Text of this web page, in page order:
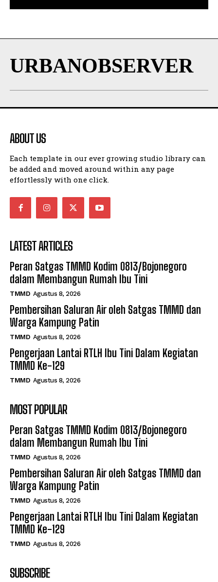
URBANOBSERVER
ABOUT US
Each template in our ever growing studio library can
be added and moved around within any page
effortlessly with one click.
LATEST ARTICLES
Peran Satgas TMMD Kodim 0813/Bojonegoro
dalam Membangun Rumah Ibu Tini
TMMD Agustus 8, 2026
Pembersihan Saluran Air oleh Satgas TMMD dan
Warga Kampung Patin
TMMD Agustus 8, 2026
Pengerjaan Lantai RTLH Ibu Tini Dalam Kegiatan
TMMD Ke-129
TMMD Agustus 8, 2026
MOST POPULAR
Peran Satgas TMMD Kodim 0813/Bojonegoro
dalam Membangun Rumah Ibu Tini
TMMD Agustus 8, 2026
Pembersihan Saluran Air oleh Satgas TMMD dan
Warga Kampung Patin
TMMD Agustus 8, 2026
Pengerjaan Lantai RTLH Ibu Tini Dalam Kegiatan
TMMD Ke-129
TMMD Agustus 8, 2026
SUBSCRIBE